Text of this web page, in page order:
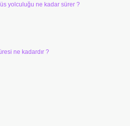
yolculuğu ne kadar sürer ?
ne kadardır ?